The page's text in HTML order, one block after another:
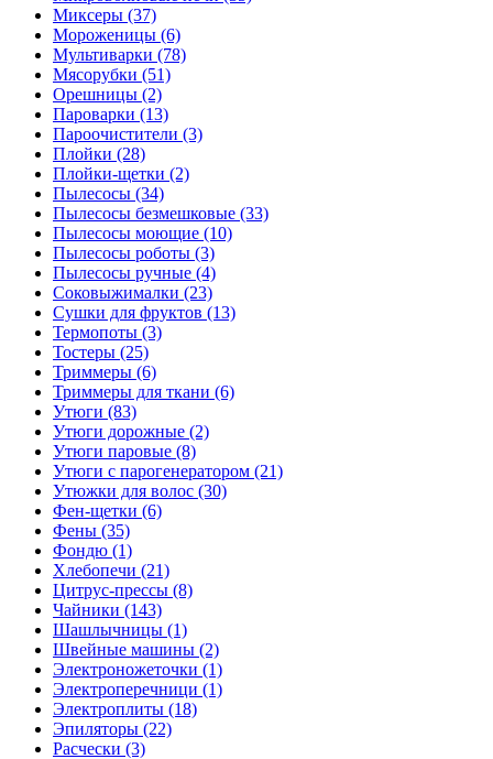
Миксеры (37)
Мороженицы (6)
Мультиварки (78)
Мясорубки (51)
Орешницы (2)
Пароварки (13)
Пароочистители (3)
Плойки (28)
Плойки-щетки (2)
Пылесосы (34)
Пылесосы безмешковые (33)
Пылесосы моющие (10)
Пылесосы роботы (3)
Пылесосы ручные (4)
Соковыжималки (23)
Сушки для фруктов (13)
Термопоты (3)
Тостеры (25)
Триммеры (6)
Триммеры для ткани (6)
Утюги (83)
Утюги дорожные (2)
Утюги паровые (8)
Утюги с парогенератором (21)
Утюжки для волос (30)
Фен-щетки (6)
Фены (35)
Фондю (1)
Хлебопечи (21)
Цитрус-прессы (8)
Чайники (143)
Шашлычницы (1)
Швейные машины (2)
Электроножеточки (1)
Электроперечници (1)
Электроплиты (18)
Эпиляторы (22)
Расчески (3)